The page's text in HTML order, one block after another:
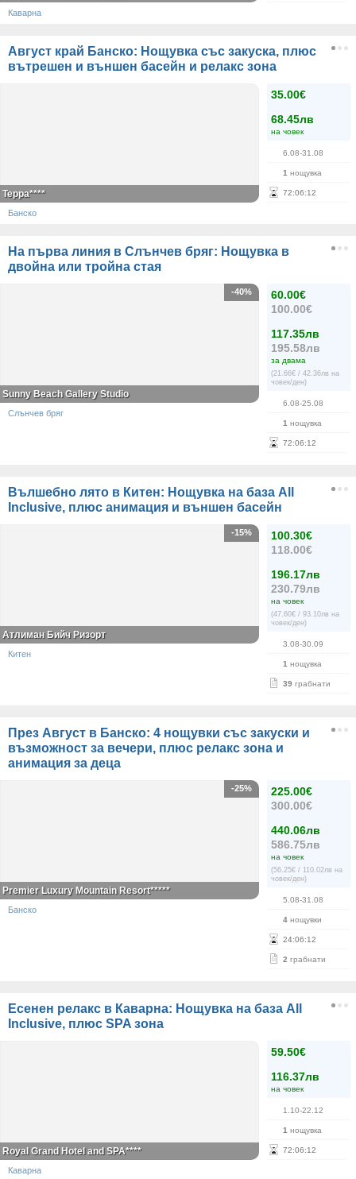
Каварна
Август край Банско: Нощувка със закуска, плюс
вътрешен и външен басейн и релакс зона
35.00€
68.45лв
на човек
6.08-31.08
1 нощувка
72:06:12
Терра****
Банско
На първа линия в Слънчев бряг: Нощувка в
двойна или тройна стая
60.00€
100.00€
117.35лв
195.58лв
за двама
(21.66€ / 42.36лв на
човек/ден)
6.08-25.08
1 нощувка
72:06:12
-40%
Sunny Beach Gallery Studio
Слънчев бряг
Вълшебно лято в Китен: Нощувка на база All
Inclusive, плюс анимация и външен басейн
100.30€
118.00€
196.17лв
230.79лв
на човек
(47.60€ / 93.10лв на
човек/ден)
3.08-30.09
1 нощувка
39 грабнати
-15%
Атлиман Бийч Ризорт
Китен
През Август в Банско: 4 нощувки със закуски и
възможност за вечери, плюс релакс зона и
анимация за деца
225.00€
300.00€
440.06лв
586.75лв
на човек
(56.25€ / 110.02лв на
човек/ден)
5.08-31.08
4 нощувки
24:06:12
2 грабнати
-25%
Premier Luxury Mountain Resort*****
Банско
Есенен релакс в Каварна: Нощувка на база All
Inclusive, плюс SPA зона
59.50€
116.37лв
на човек
1.10-22.12
1 нощувка
72:06:12
Royal Grand Hotel and SPA****
Каварна